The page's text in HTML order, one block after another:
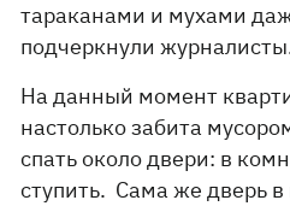
тараканами и мухами
подчеркнули
На данный момент
настолько забита
спать около двери: в
ступить. Сама же дверь в